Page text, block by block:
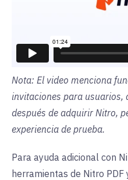
Nota: El video menciona
invitaciones para usuarios,
después de adquirir Nitro,
experiencia de prueba.
Para ayuda adicional con
herramientas de Nitro PDF